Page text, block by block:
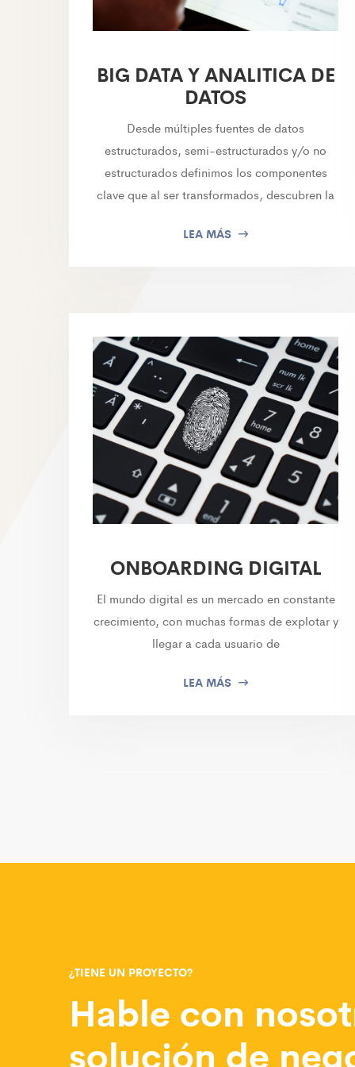
BIG DATA Y ANALITICA DE
DATOS
Desde múltiples fuentes de datos
estructurados, semi-estructurados y/o no
estructurados definimos los componentes
clave que al ser transformados, descubren la
LEA MÁS
ONBOARDING DIGITAL
El mundo digital es un mercado en constante
crecimiento, con muchas formas de explotar y
llegar a cada usuario de
LEA MÁS
¿TIENE UN PROYECTO?
Hable con
solución de